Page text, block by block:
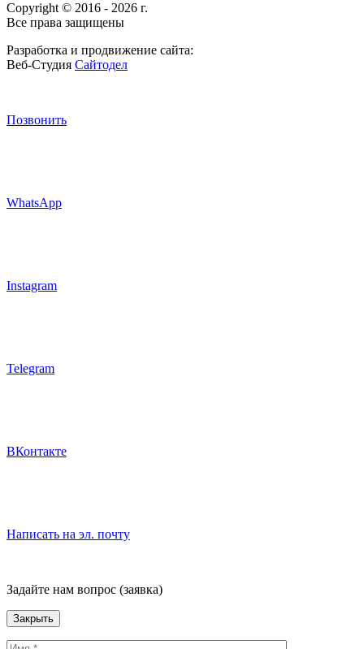
Copyright © 2016 - 2026 г.
Все права защищены
Разработка и продвижение сайта:
Веб-Студия Сайтодел
Позвонить
WhatsApp
Instagram
Telegram
ВКонтакте
Написать на эл. почту
Задайте нам вопрос (заявка)
Закрыть